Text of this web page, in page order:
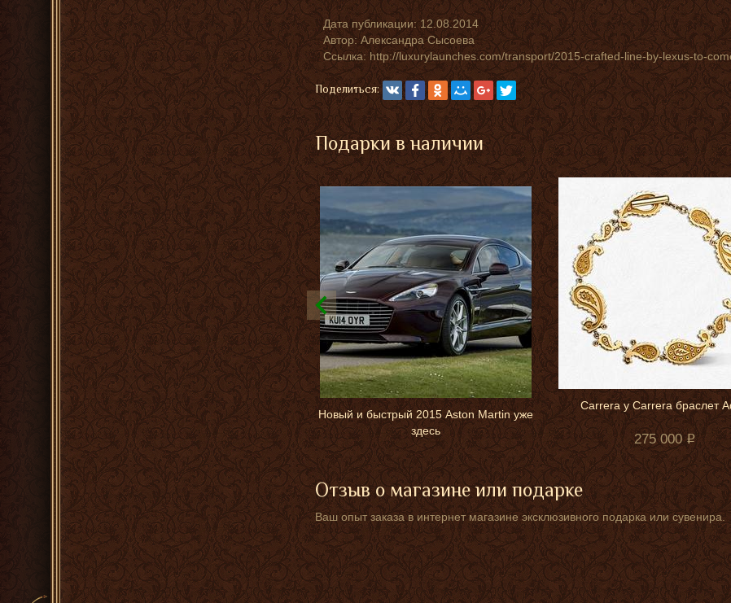
Дата публикации:12.08.2014
Автор:Александра Сысоева
Ссылка: http://luxurylaunches.com/transport/2015-crafted-line-by-lexus-to-
Поделиться:
Подарки в наличии
Новый и быстрый 2015 Aston Martin уже
здесь
Carrera y Carrera браслет
275 000
Отзыв о магазине или подарке
Ваш опыт заказа в интернет магазине эксклюзивного подарка или сувенира.